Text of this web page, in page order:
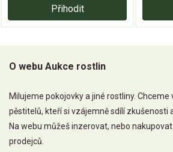
Přihodit
O webu Aukce rostlin
Milujeme pokojovky a jiné rostliny.
pěstitelů, kteří si vzájemně sdílí zkušenosti
Na webu můžeš inzerovat, nebo
prodejců.